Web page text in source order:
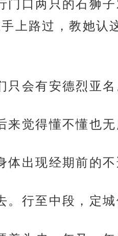
门口两只的石狮
上路过，教她认
会有安德烈亚名
觉得懂不懂也无
出现经期前的不
行至中段，定